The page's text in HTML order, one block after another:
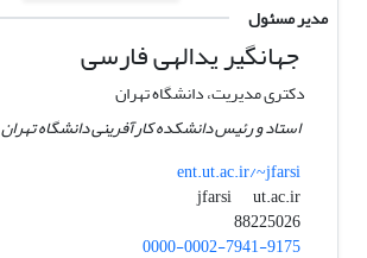
مدیر مسئول
جهانگیر یدالهی فارسی
دکتری مدیریت، دانشگاه تهران
استاد و رئیس دانشکده کارآفرینی دانشگاه تهران
ent.ut.ac.ir/~jfarsi
jfarsi
ut.ac.ir
88225026
0000-0002-7941-9175